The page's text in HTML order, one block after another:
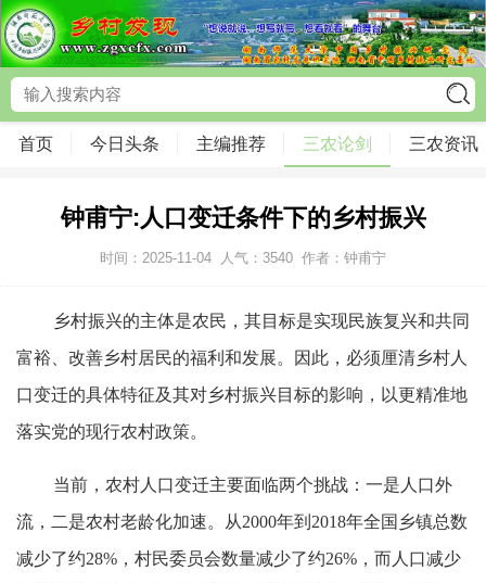
首页 今日头条 主编推荐 三农论剑 三农资讯
钟甫宁:人口变迁条件下的乡村振兴
时间：2025-11-04 人气： 3540 作者：钟甫宁
乡村振兴的主体是农民，其目标是实现民族复兴和共同
富裕、改善乡村居民的福利和发展。因此，必须厘清乡村人
口变迁的具体特征及其对乡村振兴目标的影响，以更精准地
落实党的现行农村政策。
当前，农村人口变迁主要面临两个挑战：一是人口外
流，二是农村老龄化加速。从2000年到2018年全国乡镇总数
减少了约28%，村民委员会数量减少了约26%，而人口减少